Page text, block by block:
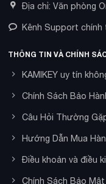
Địa chỉ: Văn phòng
Kênh Support chính
THÔNG TIN VÀ CHÍNH
KAMIKEY uy tín
Chính Sách Bảo
Câu Hỏi Thường
Hướng Dẫn Mua
Điều khoản và điều
Chính Sách Bảo Mật